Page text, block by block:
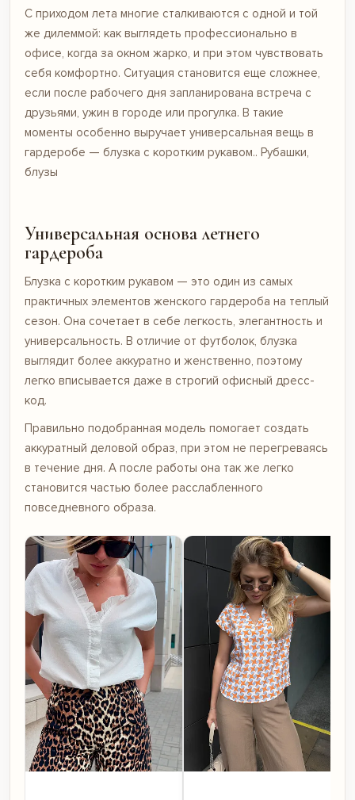
С приходом лета многие сталкиваются с одной и той
же дилеммой: как выглядеть профессионально в
офисе, когда за окном жарко, и при этом чувствовать
себя комфортно. Ситуация становится еще сложнее,
если после рабочего дня запланирована встреча с
друзьями, ужин в городе или прогулка. В такие
моменты особенно выручает универсальная вещь в
гардеробе — блузка с коротким рукавом.. Рубашки,
блузы
Универсальная основа летнего
гардероба
Блузка с коротким рукавом — это один из самых
практичных элементов женского гардероба на теплый
сезон. Она сочетает в себе легкость, элегантность и
универсальность. В отличие от футболок, блузка
выглядит более аккуратно и женственно, поэтому
легко вписывается даже в строгий офисный дресс-
код.
Правильно подобранная модель помогает создать
аккуратный деловой образ, при этом не перегреваясь
в течение дня. А после работы она так же легко
становится частью более расслабленного
повседневного образа.